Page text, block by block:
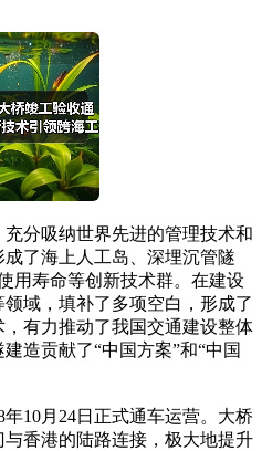
分吸纳世界先进的管理技术和
了海上人工岛、深埋沉管隧
用寿命等创新技术群。在建设
域，填补了多项空白，形成了
有力推动了我国交通建设整体
造贡献了“中国方案”和“中国
10月24日正式通车运营。大桥
香港的陆路连接，极大地提升